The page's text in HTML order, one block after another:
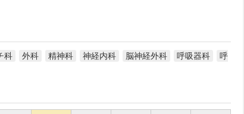
科 外科 精神科 神経内科 脳神経外科 呼吸器科
呼